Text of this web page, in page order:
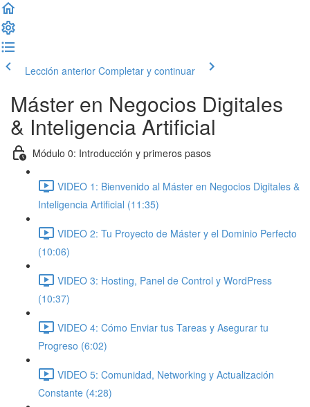
Lección anterior Completar y continuar
Máster en Negocios Digitales
& Inteligencia Artificial
Módulo 0: Introducción y primeros pasos
VIDEO 1: Bienvenido al Máster en Negocios Digitales &
Inteligencia Artificial (11:35)
VIDEO 2: Tu Proyecto de Máster y el Dominio Perfecto
(10:06)
VIDEO 3: Hosting, Panel de Control y WordPress
(10:37)
VIDEO 4: Cómo Enviar tus Tareas y Asegurar tu
Progreso (6:02)
VIDEO 5: Comunidad, Networking y Actualización
Constante (4:28)